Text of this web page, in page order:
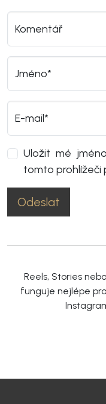
Komentář
Jméno*
E-mail*
Uložit mé
tomto prohlížeči
Reels, Stories
funguje nejlépe